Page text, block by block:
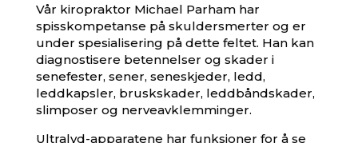
Vår kiropraktor Michael Parham har
spisskompetanse på skuldersmerter og er
under spesialisering på dette feltet. Han kan
diagnostisere betennelser og skader i
senefester, sener, seneskjeder, ledd,
leddkapsler, bruskskader, leddbåndskader,
slimposer og nerveavklemminger.
Ultralyd-apparatene har funksjoner for å se